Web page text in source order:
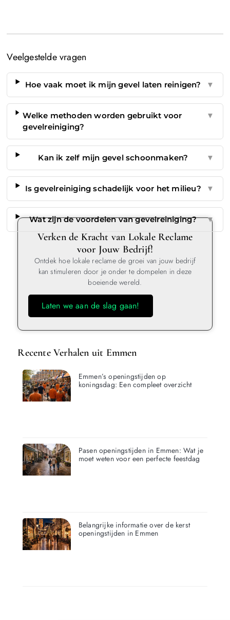
Veelgestelde vragen
Hoe vaak moet ik mijn gevel laten reinigen? ▼
Welke methoden worden gebruikt voor
gevelreiniging?
▼
Kan ik zelf mijn gevel schoonmaken? ▼
Is gevelreiniging schadelijk voor het milieu? ▼
Wat zijn de voordelen van gevelreiniging? ▼
Verken de Kracht van Lokale Reclame
voor Jouw Bedrijf!
Ontdek hoe lokale reclame de groei van jouw bedrijf
kan stimuleren door je onder te dompelen in deze
boeiende wereld.
Laten we aan de slag gaan!
Recente Verhalen uit Emmen
Emmen’s openingstijden op
koningsdag: Een compleet overzicht
Pasen openingstijden in Emmen: Wat je
moet weten voor een perfecte feestdag
Belangrijke informatie over de kerst
openingstijden in Emmen